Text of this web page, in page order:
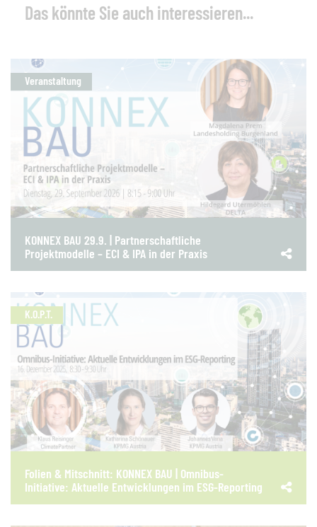
Das könnte Sie auch interessieren...
Veranstaltung
KONNEX BAU 29.9. | Partnerschaftliche
Projektmodelle – ECI & IPA in der Praxis
K.O.P.T.
Folien & Mitschnitt: KONNEX BAU | Omnibus-
Initiative: Aktuelle Entwicklungen im ESG-Reporting